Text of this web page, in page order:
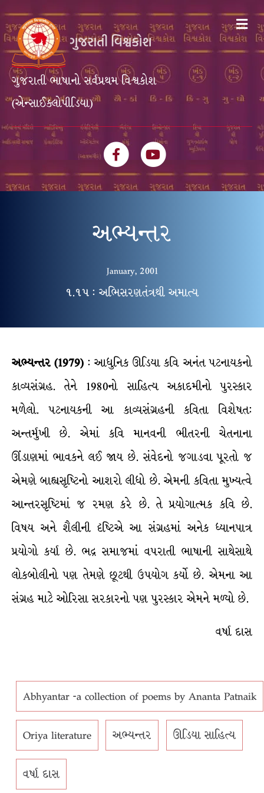
ગુજરાતી ભાષાનો સર્વપ્રથમ વિશ્વકોશ
(એન્સાઈક્લોપીડિયા)
FacebookYoutube
અભ્યન્તર
January, 2001
૧.૧૫ : અભિસરણતંત્રથી અમાત્ય
અભ્યન્તર (1979) : આધુનિક ઊડિયા કવિ અનંત પટનાયકનો
કાવ્યસંગ્રહ. તેને 1980નો સાહિત્ય અકાદમીનો પુરસ્કાર
મળેલો. પટનાયકની આ કાવ્યસંગ્રહની કવિતા વિશેષત:
અન્તર્મુખી છે. એમાં કવિ માનવની ભીતરની ચેતનાના
ઊંડાણમાં ભાવકને લઈ જાય છે. સંવેદનો જગાડવા પૂરતો જ
એમણે બાહ્યસૃષ્ટિનો આશરો લીધો છે. એમની કવિતા મુખ્યત્વે
આન્તરસૃષ્ટિમાં જ રમણ કરે છે. તે પ્રયોગાત્મક કવિ છે.
વિષય અને શૈલીની દૃષ્ટિએ આ સંગ્રહમાં અનેક ધ્યાનપાત્ર
પ્રયોગો કર્યા છે. ભદ્ર સમાજમાં વપરાતી ભાષાની સાથેસાથે
લોકબોલીનો પણ તેમણે છૂટથી ઉપયોગ કર્યો છે. એમના આ
સંગ્રહ માટે ઓરિસા સરકારનો પણ પુરસ્કાર એમને મળ્યો છે.
વર્ષા દાસ
Abhyantar -a collection of poems by Ananta Patnaik
Oriya literature અભ્યન્તર ઊડિયા સાહિત્ય
વર્ષા દાસ